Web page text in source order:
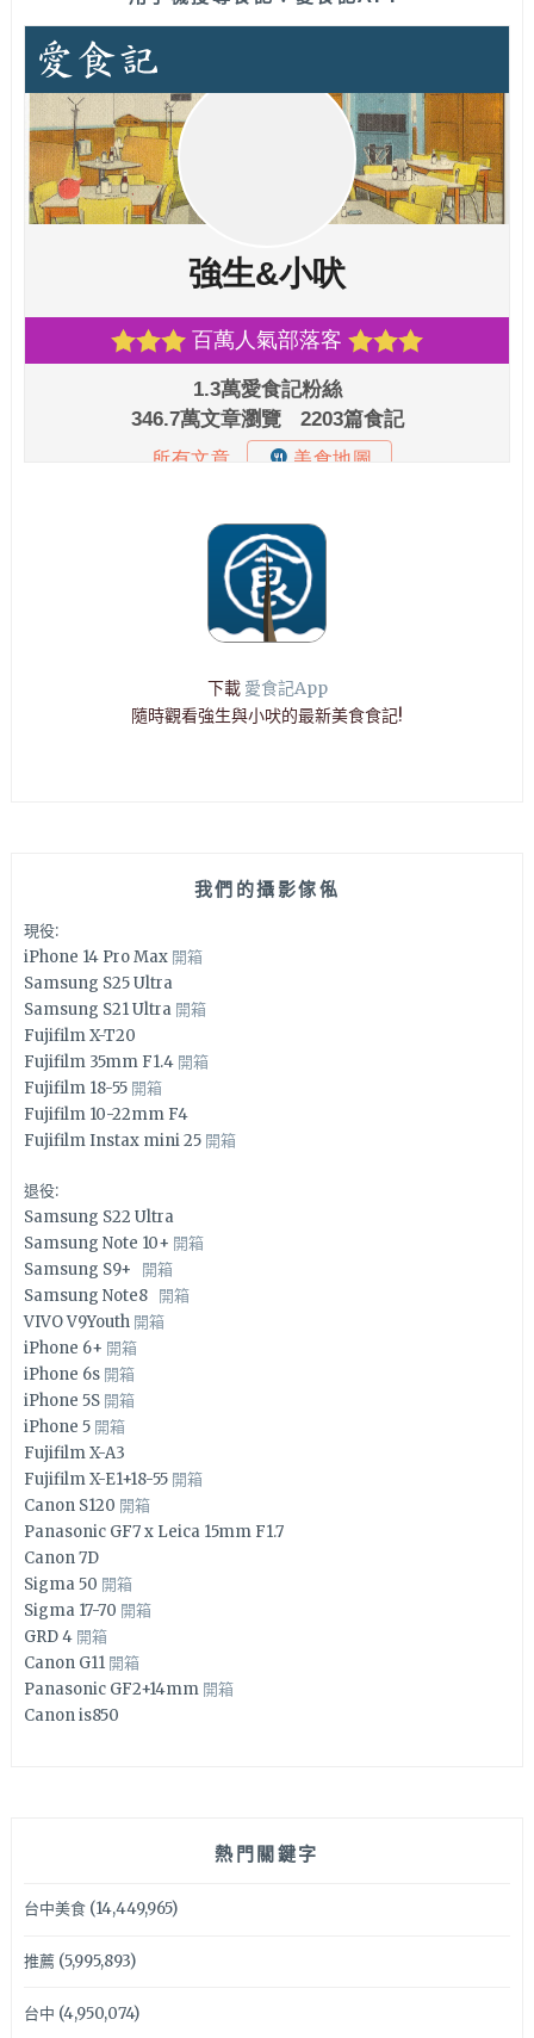
下載 愛食記App
隨時觀看強生與小吠的最新美食食記!
我們的攝影傢俬
現役:
iPhone 14 Pro Max 開箱
Samsung S25 Ultra
Samsung S21 Ultra 開箱
Fujifilm X-T20
Fujifilm 35mm F1.4 開箱
Fujifilm 18-55 開箱
Fujifilm 10-22mm F4
Fujifilm Instax mini 25 開箱
退役:
Samsung S22 Ultra
Samsung Note 10+ 開箱
Samsung S9+ 開箱
Samsung Note8 開箱
VIVO V9Youth 開箱
iPhone 6+ 開箱
iPhone 6s 開箱
iPhone 5S 開箱
iPhone 5 開箱
Fujifilm X-A3
Fujifilm X-E1+18-55 開箱
Canon S120 開箱
Panasonic GF7 x Leica 15mm F1.7
Canon 7D
Sigma 50 開箱
Sigma 17-70 開箱
GRD 4 開箱
Canon G11 開箱
Panasonic GF2+14mm 開箱
Canon is850
熱門關鍵字
台中美食(14,449,965)
推薦(5,995,893)
台中 (4,950,074)